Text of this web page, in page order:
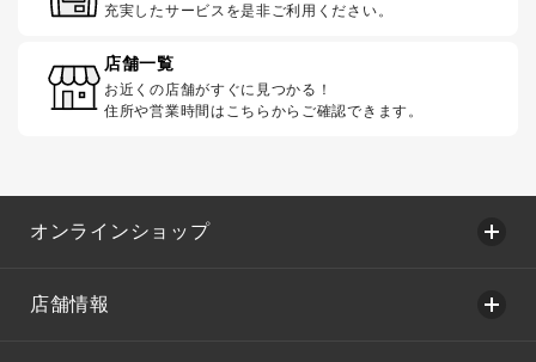
充実したサービスを是非ご利用ください。
店舗一覧
お近くの店舗がすぐに見つかる！
住所や営業時間はこちらからご確認できます。
オンラインショップ
店舗情報